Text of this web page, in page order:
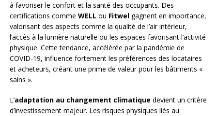
à favoriser le confort et la santé des occupants. Des
certifications comme WELL ou Fitwel gagnent en importance,
valorisant des aspects comme la qualité de l’air intérieur,
l’accès à la lumière naturelle ou les espaces favorisant l’activité
physique. Cette tendance, accélérée par la pandémie de
COVID-19, influence fortement les préférences des locataires
et acheteurs, créant une prime de valeur pour les bâtiments «
sains ».
L’adaptation au changement climatique devient un critère
d’investissement majeur. Les risques physiques liés au